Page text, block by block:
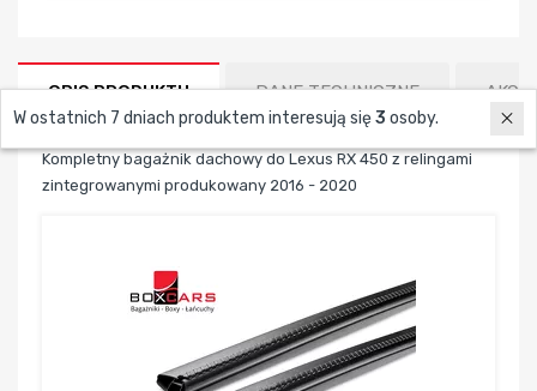
OPIS PRODUKTU DANE TECHNICZNE
Kompletny bagażnik dachowy do Lexus RX 450 z relingami
zintegrowanymi produkowany 2016 - 2020
W ostatnich 7 dniach produktem interesują się3 osoby.